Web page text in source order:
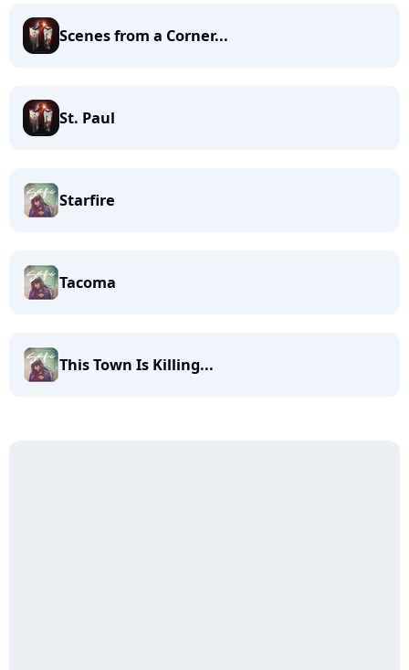
Scenes from a Corner...
St. Paul
Starfire
Tacoma
This Town Is Killing...